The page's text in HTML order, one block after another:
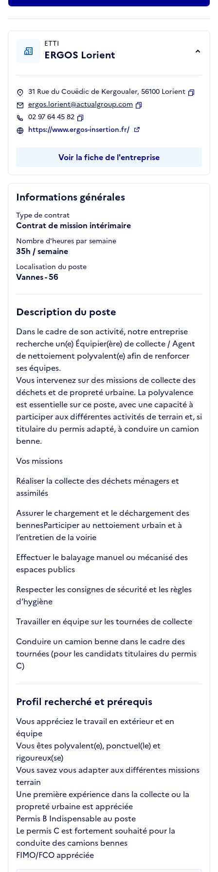
Informations générales
Type de contrat
Contrat de mission intérimaire
Nombre d'heures par semaine
35h / semaine
Localisation du poste
Vannes - 56
Description du poste
Dans le cadre de son activité, notre entreprise
recherche un(e) Équipier(ère) de collecte / Agent
de nettoiement polyvalent(e) afin de renforcer
ses équipes.
Vous intervenez sur des missions de collecte des
déchets et de propreté urbaine. La polyvalence
est essentielle sur ce poste, avec une capacité à
participer aux différentes activités de terrain et, si
titulaire du permis adapté, à conduire un camion
benne.
Vos missions
Réaliser la collecte des déchets ménagers et
assimilés
Assurer le chargement et le déchargement des
bennesParticiper au nettoiement urbain et à
l’entretien de la voirie
Effectuer le balayage manuel ou mécanisé des
espaces publics
Respecter les consignes de sécurité et les règles
d’hygiène
Travailler en équipe sur les tournées de collecte
Conduire un camion benne dans le cadre des
tournées (pour les candidats titulaires du permis
C)
Profil recherché et prérequis
Vous appréciez le travail en extérieur et en
équipe
Vous êtes polyvalent(e), ponctuel(le) et
rigoureux(se)
Vous savez vous adapter aux différentes missions
terrain
Une première expérience dans la collecte ou la
propreté urbaine est appréciée
Permis B Indispensable au poste
Le permis C est fortement souhaité pour la
conduite des camions bennes
FIMO/FCO appréciée
ETTI
ERGOS Lorient
31 Rue du Couëdic de Kergoualer, 56100 Lorient
ergos.lorient@actualgroup.com
02 97 64 45 82
Copier
https://www.ergos-insertion.fr/
Voir la fiche de l'entreprise